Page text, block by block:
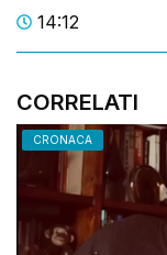
14:12
CORRELATI
CRONACA